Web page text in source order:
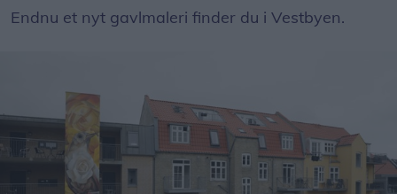
Endnu et nyt gavlmaleri finder du i Vestbyen.